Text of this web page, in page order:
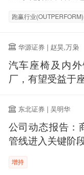
跑赢行业(OUTPERFORM)
华源证券 | 赵昊,万枭
汽车座椅及内
厂，有望受益于
东北证券 | 吴明华
公司动态报告：
管线进入关键阶
增持